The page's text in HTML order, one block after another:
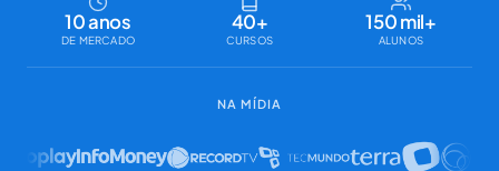
10 anos
DE MERCADO
40+
CURSOS
150 mil+
ALUNOS
NA MÍDIA